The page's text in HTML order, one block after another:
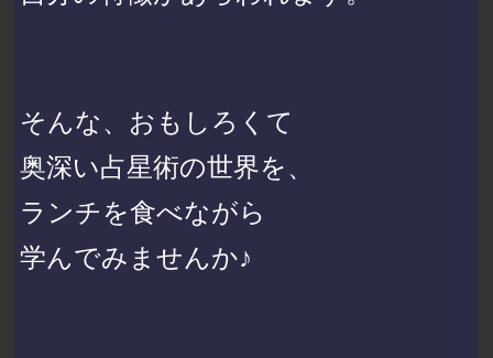
そんな、おもしろくて
奥深い占星術の世界を、
ランチを食べながら
学んでみませんか♪